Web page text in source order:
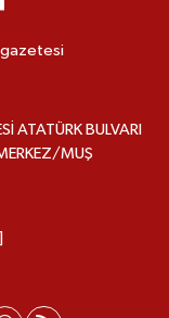
gazetesi
ATATÜRK BULVARI
MUŞ